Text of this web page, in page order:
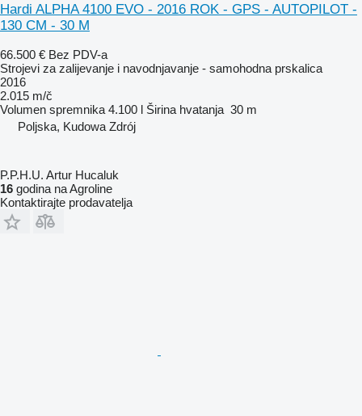
Hardi ALPHA 4100 EVO - 2016 ROK - GPS - AUTOPILOT -
130 CM - 30 M
66.500 € Bez PDV-a
Strojevi za zaliјеvanje i navodnjavanje - samohodna prskalica
2016
2.015 m/č
Volumen spremnika 4.100 l Širina hvatanja 30 m
Poljska, Kudowa Zdrój
P.P.H.U. Artur Hucaluk
16 godina na Agroline
Kontaktirajte prodavatelja